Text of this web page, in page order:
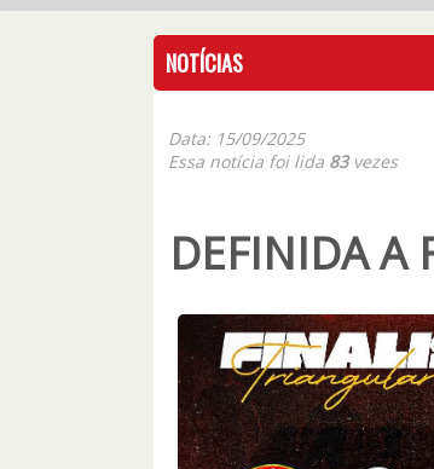
NOTÍCIAS
Data: 15/09/2025
Essa notícia foi lida 83vezes
DEFINIDA A